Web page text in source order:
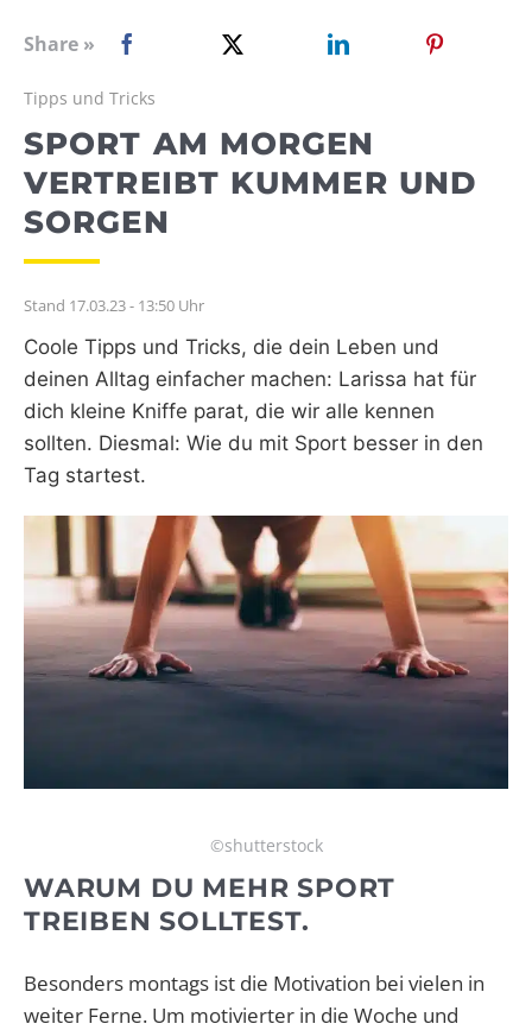
WEBRADIO
Share »
Tipps und Tricks
SPORT AM MORGEN
VERTREIBT KUMMER UND
SORGEN
Stand 17.03.23 - 13:50 Uhr
Coole Tipps und Tricks, die dein Leben und
deinen Alltag einfacher machen: Larissa hat für
dich kleine Kniffe parat, die wir alle kennen
sollten. Diesmal: Wie du mit Sport besser in den
Tag startest.
©shutterstock
WARUM DU MEHR SPORT
TREIBEN SOLLTEST.
Besonders montags ist die Motivation bei vielen in
weiter Ferne. Um motivierter in die Woche und